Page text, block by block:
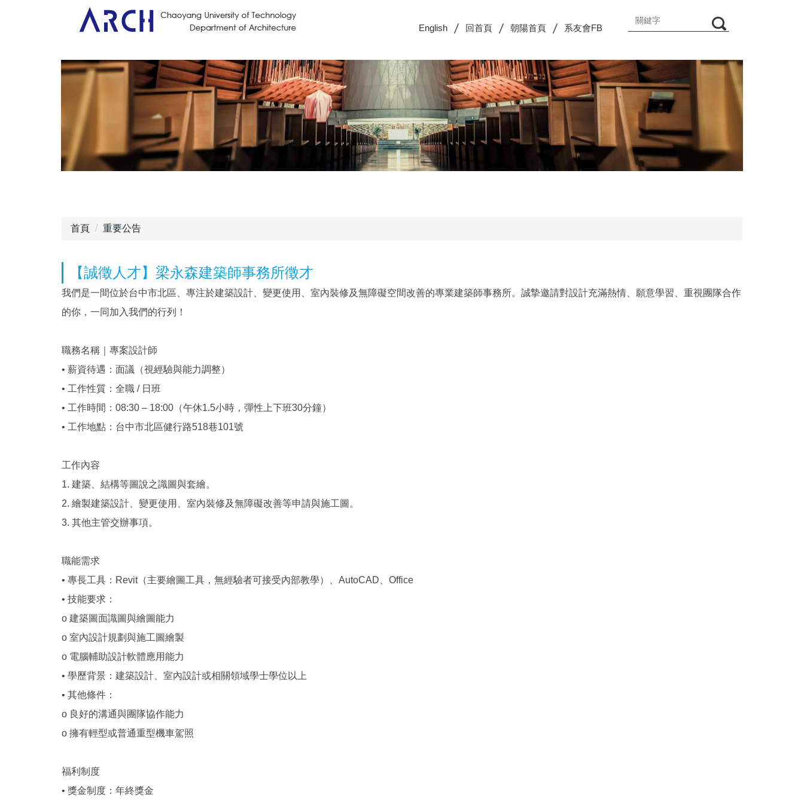
English 回首頁 朝陽首頁 系友會FB
首頁 重要公告
【誠徵人才】梁永森建築師事務所徵才
我們是一間位於台中市北區、專注於建築設計、變更使用、室內裝修及無障礙空間改善的專業建築師事務所。誠摯邀請對設計充滿熱情、願意學習、重視團隊合作
的你，一同加入我們的行列！
職務名稱｜專案設計師
• 薪資待遇：面議（視經驗與能力調整）
• 工作性質：全職 / 日班
• 工作時間：08:30 – 18:00（午休1.5小時，彈性上下班30分鐘）
• 工作地點：台中市北區健行路518巷101號
工作內容
1. 建築、結構等圖說之識圖與套繪。
2. 繪製建築設計、變更使用、室內裝修及無障礙改善等申請與施工圖。
3. 其他主管交辦事項。
職能需求
• 專長工具：Revit（主要繪圖工具，無經驗者可接受內部教學）、AutoCAD、Office
• 技能要求：
o 建築圖面識圖與繪圖能力
o 室內設計規劃與施工圖繪製
o 電腦輔助設計軟體應用能力
• 學歷背景：建築設計、室內設計或相關領域學士學位以上
• 其他條件：
o 良好的溝通與團隊協作能力
o 擁有輕型或普通重型機車駕照
福利制度
• 獎金制度：年終獎金